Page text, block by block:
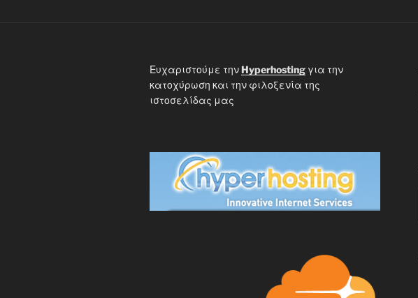
Ευχαριστούμε τηνHyperhosting για την
κατοχύρωση και την φιλοξενία της
ιστοσελίδας μας